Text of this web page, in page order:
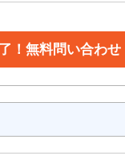
！無料問い合わせ